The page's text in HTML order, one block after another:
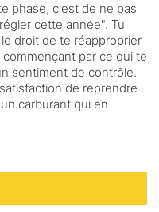
phase, c'est de ne pas
cette année". Tu
droit de te réapproprier
par ce qui te
sentiment de contrôle.
de reprendre
carburant qui en